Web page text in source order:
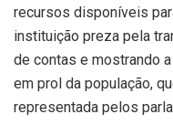
recursos disponíveis
instituição preza pela
de contas e mostrando
em prol da população,
representada pelos